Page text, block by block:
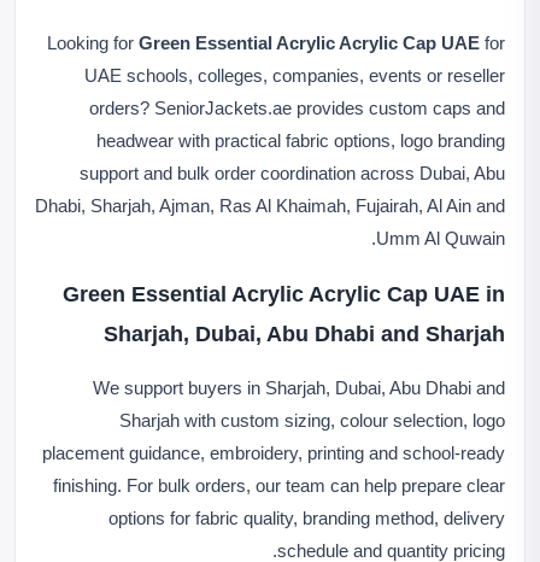
Looking for Green Essential Acrylic Acrylic Cap UAE for
UAE schools, colleges, companies, events or reseller
orders? SeniorJackets.ae provides custom caps and
headwear with practical fabric options, logo branding
support and bulk order coordination across Dubai, Abu
Dhabi, Sharjah, Ajman, Ras Al Khaimah, Fujairah, Al Ain and
Umm Al Quwain.
Green Essential Acrylic Acrylic Cap UAE in
Sharjah, Dubai, Abu Dhabi and Sharjah
We support buyers in Sharjah, Dubai, Abu Dhabi and
Sharjah with custom sizing, colour selection, logo
placement guidance, embroidery, printing and school-ready
finishing. For bulk orders, our team can help prepare clear
options for fabric quality, branding method, delivery
schedule and quantity pricing.